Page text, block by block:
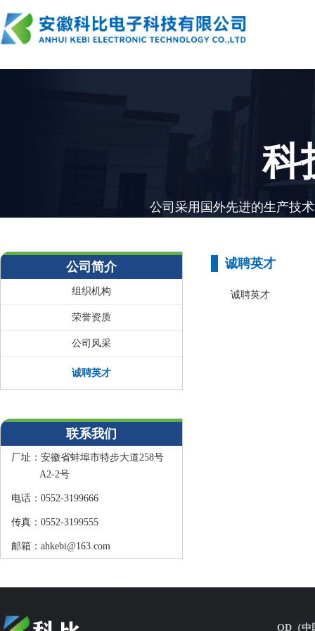
科
公司采用国外先进的生产技
公司简介
组织机构
荣誉资质
公司风采
诚聘英才
联系我们
厂址： 安徽省蚌埠市特步大道258号
A2-2号
电话： 0552-3199666
传真： 0552-3199555
邮箱： ahkebi@163.com
诚聘英才
诚聘英才
OD（中